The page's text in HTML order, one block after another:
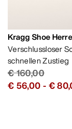
Kragg Shoe
Verschlussloser
schnellen Zustieg
€ 160,00
€ 56,00 - €